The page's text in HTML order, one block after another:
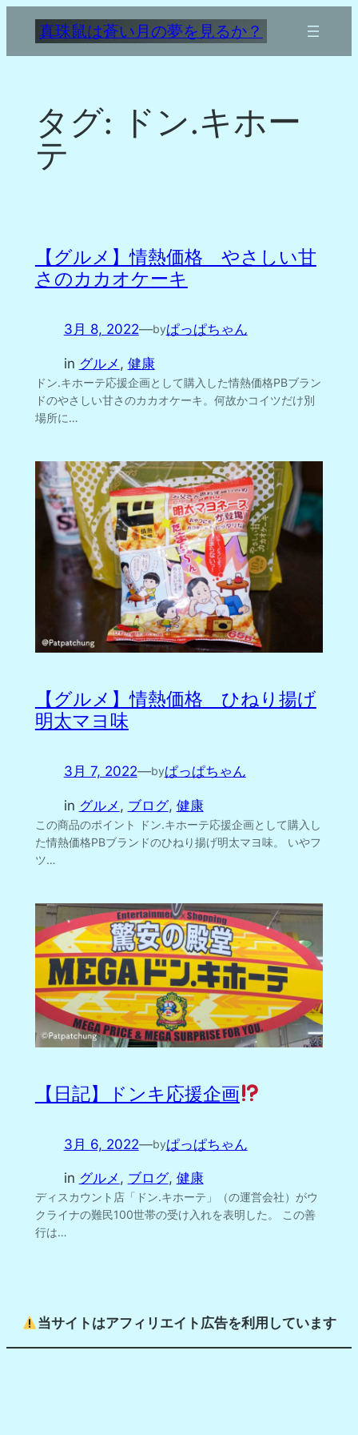
を
真珠鼠は蒼い月の夢を見るか？
タグ: ドン.キホー
テ
【グルメ】情熱価格 やさしい甘
さのカカオケーキ
3月 8, 2022—byぱっぱちゃん
in グルメ , 健康
ドン.キホーテ応援企画として購入した情熱価格PBブラン
ドのやさしい甘さのカカオケーキ。何故かコイツだけ別
場所に…
【グルメ】情熱価格 ひねり揚げ
明太マヨ味
3月 7, 2022—byぱっぱちゃん
in グルメ , ブログ, 健康
この商品のポイント ドン.キホーテ応援企画として購入し
た情熱価格PBブランドのひねり揚げ明太マヨ味。 いやフ
ツ…
【日記】ドンキ応援企画
3月 6, 2022—byぱっぱちゃん
in グルメ , ブログ, 健康
ディスカウント店「ドン.キホーテ」（の運営会社）がウ
クライナの難民100世帯の受け入れを表明した。 この善
行は…
当サイトはアフィリエイト広告を利用しています